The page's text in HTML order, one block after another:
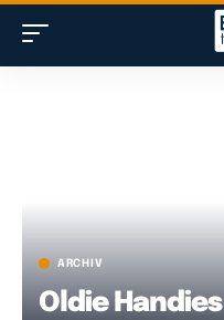
ARCHIV
Oldie Handies